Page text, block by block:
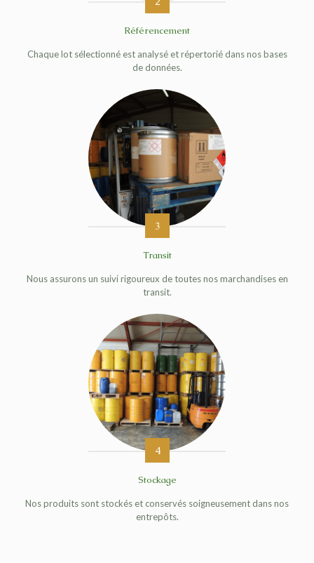
Référencement
Chaque lot sélectionné est analysé et répertorié dans nos bases
de données.
3
Transit
Nous assurons un suivi rigoureux de toutes nos marchandises en
transit.
4
Stockage
Nos produits sont stockés et conservés soigneusement dans nos
entrepôts.